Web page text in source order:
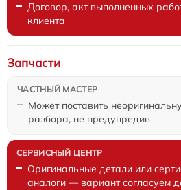
Договор, акт выполненных
клиента
Может поставить
разбора, не предупредив
Запчасти
Оригинальные детали или
аналоги — вариант согласуем